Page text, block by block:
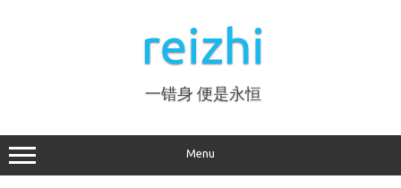
reizhi
一错身 便是永恒
Menu